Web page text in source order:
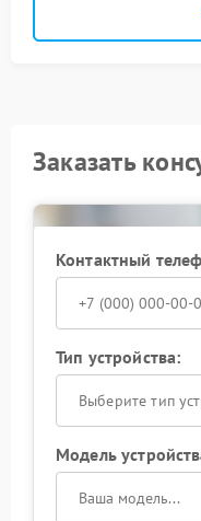
Заказать
Контактный
Тип устройства:
Выберите тип
Модель